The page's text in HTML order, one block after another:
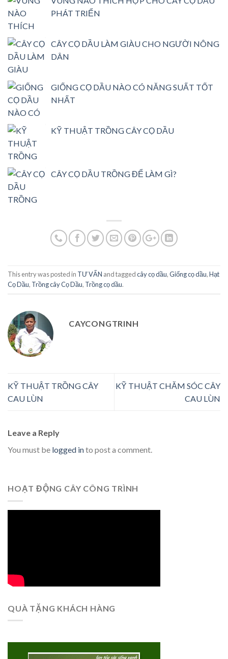
PHÁT TRIỂN
CÂY CỌ DẦU LÀM GIÀU CHO NGƯỜI NÔNG
DÂN
GIỐNG CỌ DẦU NÀO CÓ NĂNG SUẤT TỐT
NHẤT
KỸ THUẬT TRỒNG CÂY CỌ DẦU
CÂY CỌ DẦU TRỒNG ĐỂ LÀM GÌ?
This entry was posted in TƯ VẤN and taggedcây cọ dầu,Giống cọ dầu,Hạt
Cọ Dầu, Trồng cây Cọ Dầu, Trồng cọ dầu.
CAYCONGTRINH
KỸ THUẬT TRỒNG CÂY
CAU LÙN
KỸ THUẬT CHĂM SÓC CÂY
CAU LÙN
Leave a Reply
You must be logged into post a comment.
HOẠT ĐỘNG CÂY CÔNG TRÌNH
QUÀ TẶNG KHÁCH HÀNG